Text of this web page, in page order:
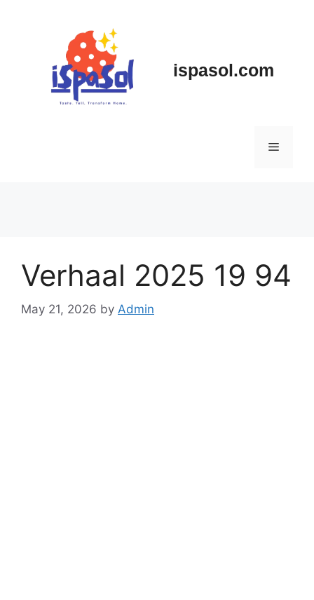
ispasol.com
Menu
Verhaal 2025 19 94
May 21, 2026 by Admin